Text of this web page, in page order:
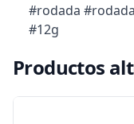
#rodada
#12g
Productos